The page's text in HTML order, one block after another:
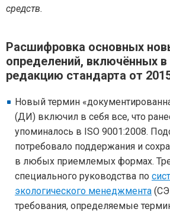
средств.
Расшифровка основных
определений, включённых
редакцию стандарта от
Новый термин
(ДИ) включил в себя все, что
упоминалось в ISO 9001:2008.
потребовало поддержания и
в любых приемлемых формах.
специального руководства по
экологического менеджмента
требования, определяемые